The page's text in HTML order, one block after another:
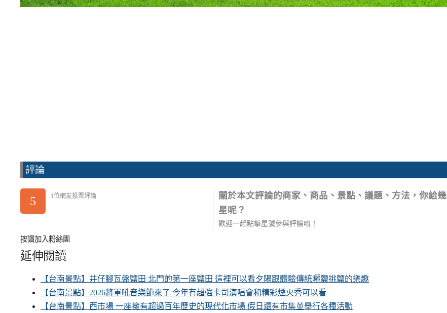
評論
5 1位網友投票評論
關於本文評論的商家、商品、景點、議題、方法，你給
星呢？
歡迎一起點擊星號參與評論唷！
按讚加入粉絲團
延伸閱讀
【台南景點】井仔腳瓦盤鹽田 北門的第一座鹽田 這裡可以看夕陽跟體驗傳統曬鹽挑鹽的樂趣
【台南景點】2026將軍吼音樂節來了 今年有超強卡司演唱會和精彩煙火秀可以看
【台南景點】西市場 一座擁有超過百年歷史的現代化市場 假日還有市集並舉行各種活動